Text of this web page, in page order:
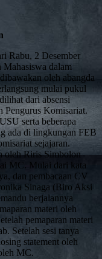
Rabu, 2 Desember
Mahasiswa dalam
oleh abangda
mulai pukul
dari absensi
Pengurus Komisariat.
serta beberapa
ada di lingkungan FEB
sejajaran.
oleh Riris Simbolon
MC. Mulai dari kata
dan pembacaan CV
Sinaga (Biro Aksi
berjalannya
materi oleh
pemaparan materi
Setelah sesi tanya
statement oleh
MC.